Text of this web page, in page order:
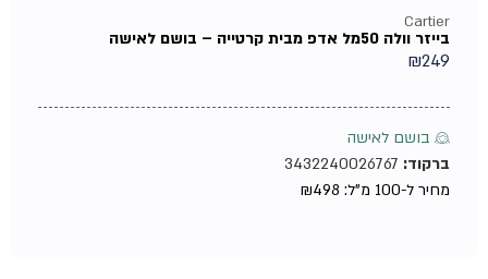
Cartier
בייזר וולה 50מל אדפ מבית קרטייה – בושם לאישה
₪249
♀ בושם לאישה
ברקוד:3432240026767
מחיר ל-100 מ"ל:
₪498